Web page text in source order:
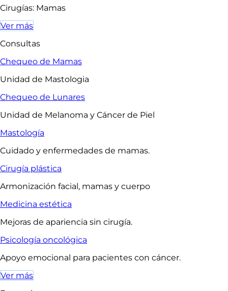
Cirugías: Mamas
Ver más
Consultas
Chequeo de Mamas
Unidad de Mastologia
Chequeo de Lunares
Unidad de Melanoma y Cáncer de Piel
Mastología
Cuidado y enfermedades de mamas.
Cirugía plástica
Armonización facial, mamas y cuerpo
Medicina estética
Mejoras de apariencia sin cirugía.
Psicología oncológica
Apoyo emocional para pacientes con cáncer.
Ver más